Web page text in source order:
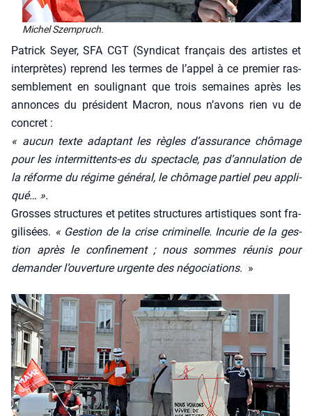
Michel Szem­pruch.
Patrick Seyer, SFA CGT (Syn­di­cat fran­çais des artistes et
inter­prètes) reprend les termes de l’appel à ce pre­mier ras­
sem­ble­ment en sou­li­gnant que trois semaines après les
annonces du pré­sident Macron, nous n’avons rien vu de
concret :
« aucun texte adap­tant les règles d’assurance chô­mage
pour les inter­mit­tents-es du spec­tacle, pas d’annulation de
la réforme du régime géné­ral, le chô­mage par­tiel peu appli­
qué… ».
Grosses struc­tures et petites struc­tures artis­tiques sont fra­
gi­li­sées. « Ges­tion de la crise cri­mi­nelle. Incu­rie de la ges­
tion après le confi­ne­ment ; nous sommes réunis pour
deman­der l’ouverture urgente des négo­cia­tions. »